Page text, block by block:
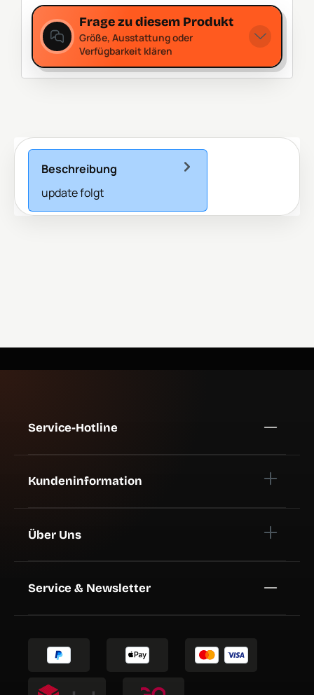
Frage zu diesem Produkt
Größe, Ausstattung oder
Verfügbarkeit klären
Beschreibung
update folgt
Service-Hotline
Kundeninformation
Über Uns
Service & Newsletter